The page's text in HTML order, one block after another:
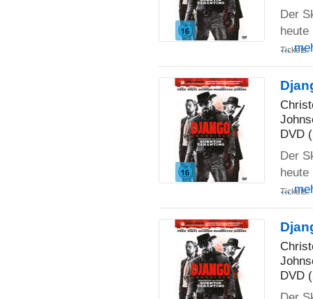
Der
heute
...
Tickets:
DVD
Der
heute
...
Tickets:
DVD